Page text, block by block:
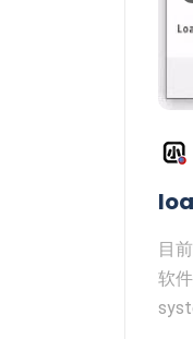
目
软